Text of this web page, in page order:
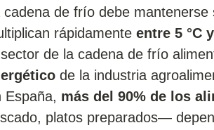
cadena de frío debe
rápidamente entre 5 °C
de la cadena de frío
de la industria
España, más del 90% de los
platos preparados—